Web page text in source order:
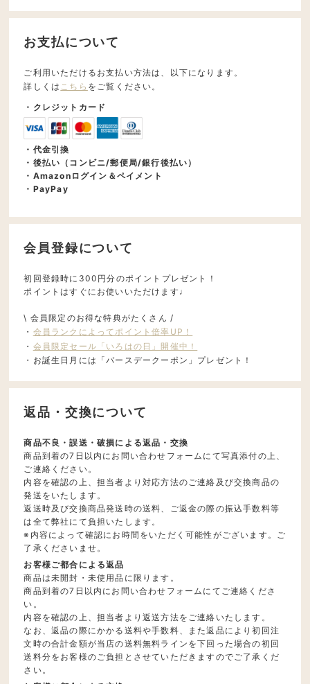
お支払について
ご利用いただけるお支払い方法は、以下になります。
詳しくは こちら をご覧ください。
・クレジットカード
・代金引換
・後払い（コンビニ/郵便局/銀行後払い）
・Amazonログイン＆ペイメント
・PayPay
会員登録について
初回登録時に300円分のポイントプレゼント！
ポイントはすぐにお使いいただけます♩
\ 会員限定のお得な特典がたくさん /
・ 会員ランクによってポイント倍率UP！
・ 会員限定セール「いろはの日」開催中！
・お誕生日月には「バースデークーポン」プレゼント！
返品・交換について
商品不良・誤送・破損による返品・交換
商品到着の7日以内にお問い合わせフォームにて写真添付の上、
ご連絡ください。
内容を確認の上、担当者より対応方法のご連絡及び交換商品の
発送をいたします。
返送時及び交換商品発送時の送料、ご返金の際の振込手数料等
は全て弊社にて負担いたします。
※内容によって確認にお時間をいただく可能性がございます。ご
了承くださいませ。
お客様ご都合による返品
商品は未開封・未使用品に限ります。
商品到着の7日以内にお問い合わせフォームにてご連絡くださ
い。
内容を確認の上、担当者より返送方法をご連絡いたします。
なお、返品の際にかかる送料や手数料、また返品により初回注
文時の合計金額が当店の送料無料ラインを下回った場合の初回
送料分をお客様のご負担とさせていただきますのでご了承くだ
さい。